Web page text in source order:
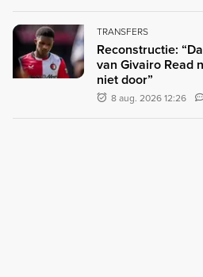
TRANSFERS
Reconstructie:
van Givairo Read
niet door”
8 aug. 2026 12:26